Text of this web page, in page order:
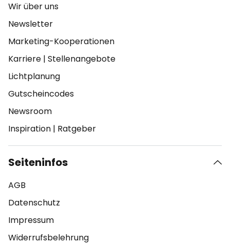
Wir über uns
Newsletter
Marketing-Kooperationen
Karriere | Stellenangebote
Lichtplanung
Gutscheincodes
Newsroom
Inspiration | Ratgeber
Seiteninfos
AGB
Datenschutz
Impressum
Widerrufsbelehrung